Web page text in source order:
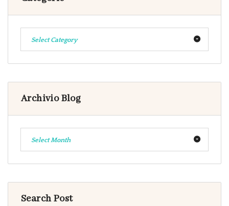
Select Category
Archivio Blog
Select Month
Search Post